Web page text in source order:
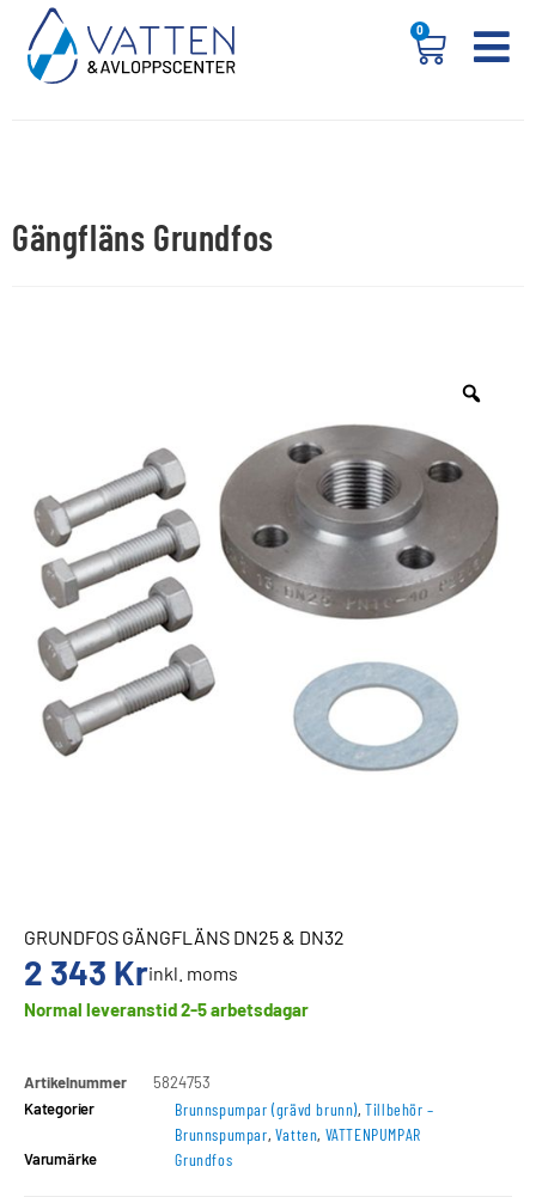
0
Gängfläns Grundfos
GRUNDFOS GÄNGFLÄNS DN25 & DN32
2 343 Krinkl. moms
Normal leveranstid 2-5 arbetsdagar
Artikelnummer
5824753
Kategorier
Brunnspumpar (grävd brunn),Tillbehör –
Brunnspumpar, Vatten, VATTENPUMPAR
Varumärke Grundfos